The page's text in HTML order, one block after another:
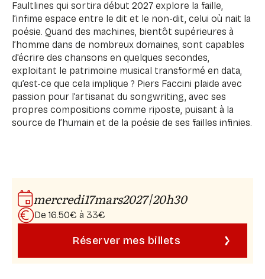
Faultlines qui sortira début 2027 explore la faille,
l’infime espace entre le dit et le non-dit, celui où nait la
poésie. Quand des machines, bientôt supérieures à
l’homme dans de nombreux domaines, sont capables
d'écrire des chansons en quelques secondes,
exploitant le patrimoine musical transformé en data,
qu’est-ce que cela implique ? Piers Faccini plaide avec
passion pour l’artisanat du songwriting, avec ses
propres compositions comme riposte, puisant à la
source de l’humain et de la poésie de ses failles infinies.
mercredi17mars2027|20h30
De 16.50€ à 33€
Réserver mes billets